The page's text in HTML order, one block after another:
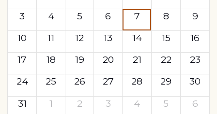
3
4 5 6 7 8
9
10
11 12 13 14 15
16
17
18 19 20 21 22
23
24
25 26 27 28 29
30
31
1 2 3 4 5 6